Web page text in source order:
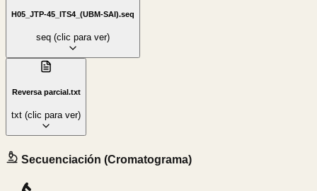
H05_JTP-45_ITS4_(UBM-SAI).seq
seq (clic para ver)
Reversa parcial.txt
txt (clic para ver)
Secuenciación (Cromatograma)